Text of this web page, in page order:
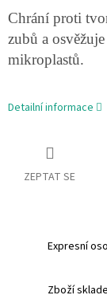
Chrání proti
zubů a
mikroplastů.
Detailní informace
ZEPTAT SE
Expresní
Zboží